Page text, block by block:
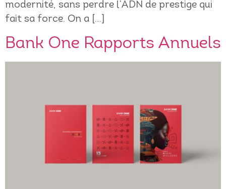
modernité, sans perdre l’ADN de prestige qui
fait sa force. On a […]
Bank One Rapports Annuels